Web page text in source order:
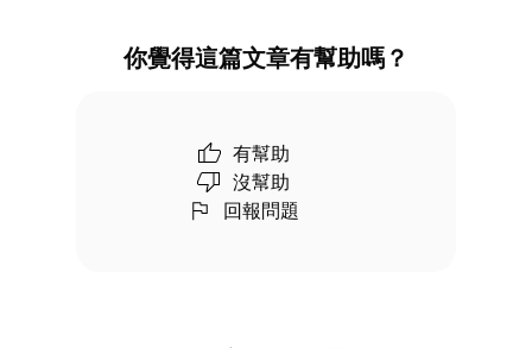
你覺得這篇文章有幫助嗎？
有幫助
沒幫助
回報問題